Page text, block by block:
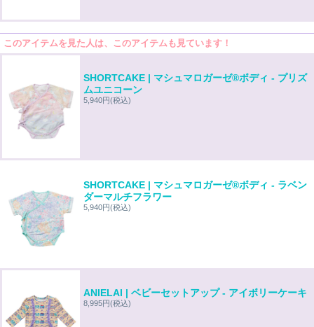
このアイテムを見た人は、このアイテムも見ています！
SHORTCAKE | マシュマロガーゼ®️ボディ - プリズ
ムユニコーン
5,940円(税込)
SHORTCAKE | マシュマロガーゼ®️ボディ - ラベン
ダーマルチフラワー
5,940円(税込)
ANIELAI | ベビーセットアップ - アイボリーケーキ
8,995円(税込)